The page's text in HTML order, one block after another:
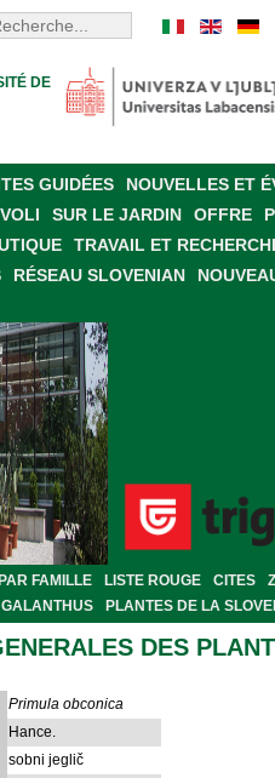
DE
GUIDÉES
NOUVELLES ET
SUR LE JARDIN OFFRE
TRAVAIL ET
RÉSEAU SLOVENIAN
PAR FAMILLE LISTE ROUGE CITES
GALANTHUS PLANTES DE LA
DES
Primula obconica
Hance.
sobni jeglič